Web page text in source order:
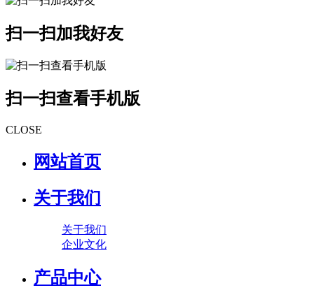
扫一扫加我好友
扫一扫查看手机版
CLOSE
网站首页
关于我们
关于我们
企业文化
产品中心